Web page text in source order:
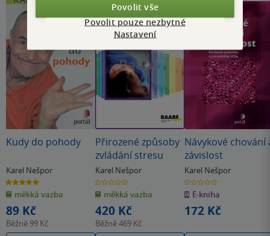
Kudy do pohody
Karel Nešpor
5.0
z
5
hvězdiček
měkká vazba
89 Kč
Běžně 99 Kč
Přirozené způsoby
zvládání stresu
Karel Nešpor
0.0
z
5
hvězdiček
měkká vazba
420 Kč
Běžně469 Kč
Návykové chování
závislost
Karel Nešpor
0.0
z
5
hvězdiček
E-kniha
172 Kč
Povolit vše
Povolit pouze nezbytné
Nastavení